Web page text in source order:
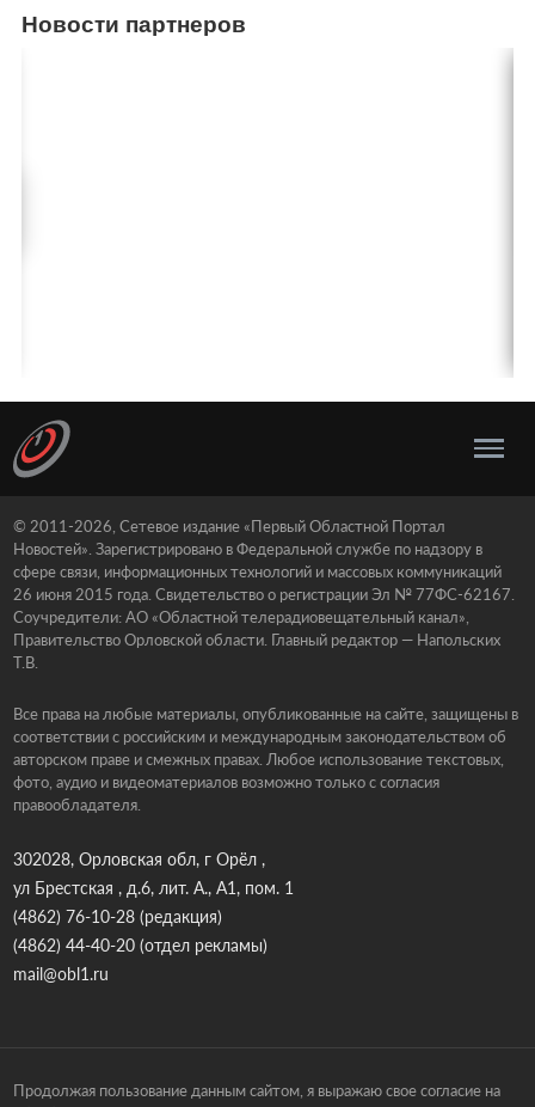
Новости партнеров
© 2011-2026, Сетевое издание «Первый Областной Портал
Новостей». Зарегистрировано в Федеральной службе по надзору в
сфере связи, информационных технологий и массовых коммуникаций
26 июня 2015 года. Свидетельство о регистрации Эл № 77ФС-62167.
Соучредители: АО «Областной телерадиовещательный канал»,
Правительство Орловской области. Главный редактор — Напольских
Т.В.
Все права на любые материалы, опубликованные на сайте, защищены в
соответствии с российским и международным законодательством об
авторском праве и смежных правах. Любое использование текстовых,
фото, аудио и видеоматериалов возможно только с согласия
правообладателя.
302028, Орловская обл, г Орёл ,
ул Брестская , д.6, лит. А., А1, пом. 1
(4862) 76-10-28(редакция)
(4862) 44-40-20(отдел рекламы)
mail@obl1.ru
Продолжая пользование данным сайтом, я выражаю свое согласие на